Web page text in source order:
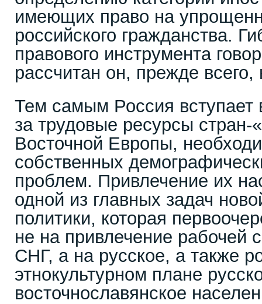
имеющих право на
российского гражданства.
правового инструмента
рассчитан он, прежде
Тем самым Россия вступает
за трудовые ресурсы
Восточной Европы,
собственных
проблем. Привлечение их
одной из главных задач
политики, которая
не на привлечение рабочей
СНГ, а на русское, а также
этнокультурном плане
восточнославянское